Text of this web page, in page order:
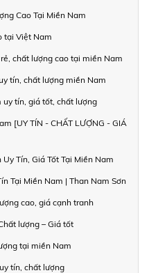
Cao Tại Miền Nam
tại Việt Nam
chất lượng cao tại miền Nam
tín, chất lượng miền Nam
tín, giá tốt, chất lượng
[UY TÍN - CHẤT LƯỢNG - GIÁ
Tín, Giá Tốt Tại Miền Nam
Tại Miền Nam | Than Nam Sơn
cao, giá cạnh tranh
lượng – Giá tốt
tại miền Nam
tín, chất lượng